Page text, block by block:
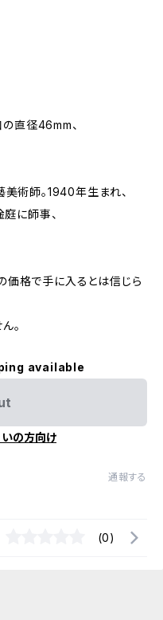
直径46mm、
美術師。1940年生まれ、
に師事、
格で手に入るとは信じら
。
available
の方向け
通報する
(0)